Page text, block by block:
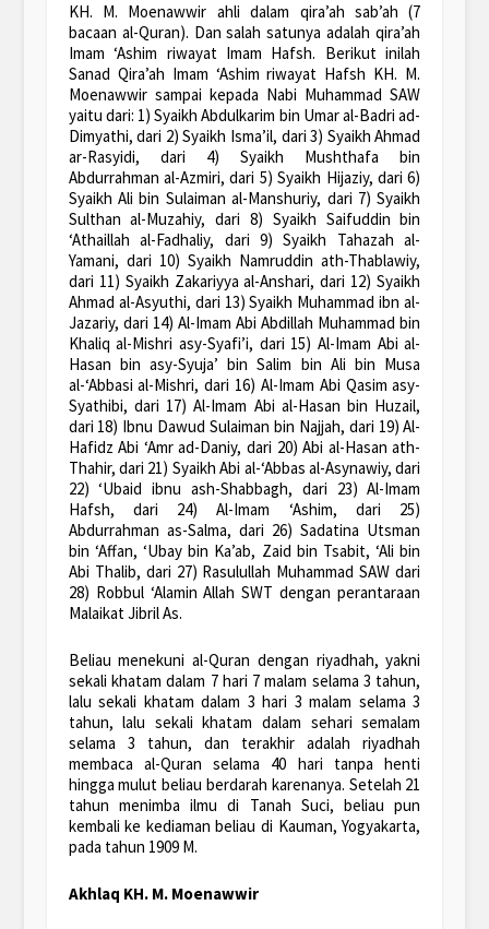
KH. M. Moenawwir ahli dalam qira’ah sab’ah (7
bacaan al-Quran). Dan salah satunya adalah qira’ah
Imam ‘Ashim riwayat Imam Hafsh. Berikut inilah
Sanad Qira’ah Imam ‘Ashim riwayat Hafsh KH. M.
Moenawwir sampai kepada Nabi Muhammad SAW
yaitu dari: 1) Syaikh Abdulkarim bin Umar al-Badri ad-
Dimyathi, dari 2) Syaikh Isma’il, dari 3) Syaikh Ahmad
ar-Rasyidi, dari 4) Syaikh Mushthafa bin
Abdurrahman al-Azmiri, dari 5) Syaikh Hijaziy, dari 6)
Syaikh Ali bin Sulaiman al-Manshuriy, dari 7) Syaikh
Sulthan al-Muzahiy, dari 8) Syaikh Saifuddin bin
‘Athaillah al-Fadhaliy, dari 9) Syaikh Tahazah al-
Yamani, dari 10) Syaikh Namruddin ath-Thablawiy,
dari 11) Syaikh Zakariyya al-Anshari, dari 12) Syaikh
Ahmad al-Asyuthi, dari 13) Syaikh Muhammad ibn al-
Jazariy, dari 14) Al-Imam Abi Abdillah Muhammad bin
Khaliq al-Mishri asy-Syafi’i, dari 15) Al-Imam Abi al-
Hasan bin asy-Syuja’ bin Salim bin Ali bin Musa
al-‘Abbasi al-Mishri, dari 16) Al-Imam Abi Qasim asy-
Syathibi, dari 17) Al-Imam Abi al-Hasan bin Huzail,
dari 18) Ibnu Dawud Sulaiman bin Najjah, dari 19) Al-
Hafidz Abi ‘Amr ad-Daniy, dari 20) Abi al-Hasan ath-
Thahir, dari 21) Syaikh Abi al-‘Abbas al-Asynawiy, dari
22) ‘Ubaid ibnu ash-Shabbagh, dari 23) Al-Imam
Hafsh, dari 24) Al-Imam ‘Ashim, dari 25)
Abdurrahman as-Salma, dari 26) Sadatina Utsman
bin ‘Affan, ‘Ubay bin Ka’ab, Zaid bin Tsabit, ‘Ali bin
Abi Thalib, dari 27) Rasulullah Muhammad SAW dari
28) Robbul ‘Alamin Allah SWT dengan perantaraan
Malaikat Jibril As.
Beliau menekuni al-Quran dengan riyadhah, yakni
sekali khatam dalam 7 hari 7 malam selama 3 tahun,
lalu sekali khatam dalam 3 hari 3 malam selama 3
tahun, lalu sekali khatam dalam sehari semalam
selama 3 tahun, dan terakhir adalah riyadhah
membaca al-Quran selama 40 hari tanpa henti
hingga mulut beliau berdarah karenanya. Setelah 21
tahun menimba ilmu di Tanah Suci, beliau pun
kembali ke kediaman beliau di Kauman, Yogyakarta,
pada tahun 1909 M.
Akhlaq KH. M. Moenawwir